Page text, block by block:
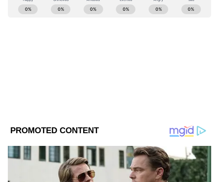
বিশ্বাস অনুসারে, শুধুমাত্র সেন্ট নিকোলাসকে সান্তা
ক্লজ বলা হয়। সেন্ট নিকোলাস তৃতীয় শতাব্দীতে
ABOUT THE AUTHOR